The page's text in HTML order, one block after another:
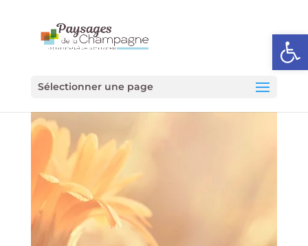
Ouvrir
Sélectionner une page